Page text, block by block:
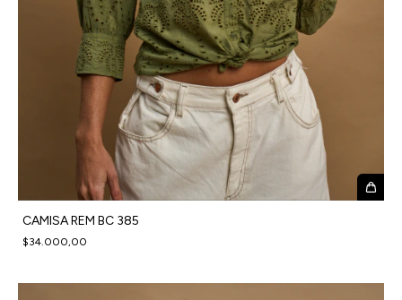
CAMISA REM BC 385
$34.000,00